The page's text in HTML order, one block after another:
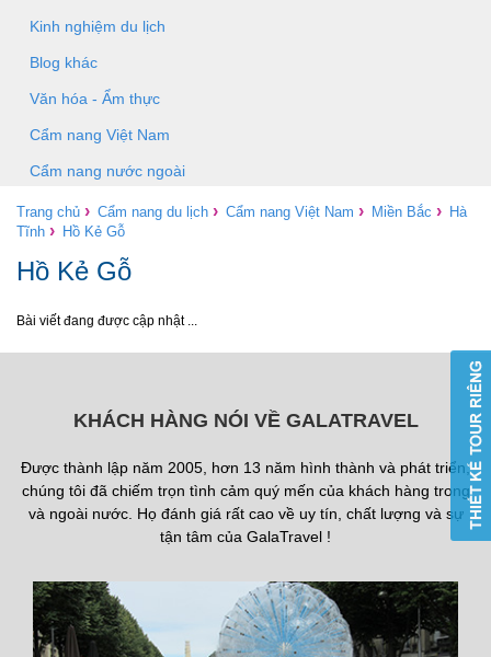
Kinh nghiệm du lịch
Blog khác
Văn hóa - Ẩm thực
Cẩm nang Việt Nam
Cẩm nang nước ngoài
Trang chủ › Cẩm nang du lịch › Cẩm nang Việt Nam › Miền Bắc › Hà
Tĩnh › Hồ Kẻ Gỗ
Hồ Kẻ Gỗ
Bài viết đang được cập nhật ...
KHÁCH HÀNG NÓI VỀ GALATRAVEL
Được thành lập năm 2005, hơn 13 năm hình thành và phát triển,
chúng tôi đã chiếm trọn tình cảm quý mến của khách hàng trong
và ngoài nước. Họ đánh giá rất cao về uy tín, chất lượng và sự
tận tâm của GalaTravel !